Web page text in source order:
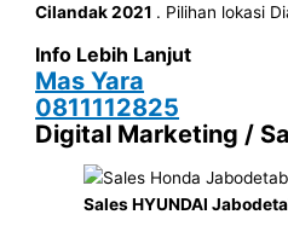
Cilandak 2021 . Pilihan lokasi
Info Lebih Lanjut
Mas Yara
0811112825
Digital Marketing /
Sales HYUNDAI